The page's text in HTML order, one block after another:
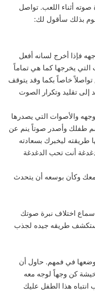
أثناء اللعب. تواصل
بذلك سأقول لك:
فإذا أخرج لسانه أفعل
التي يخرجها كما هي تماماً
تواصلاً خاصاً بكما وقد يتوقف
تقليد وتكرار الصوت
والأصوات التي يصدرها
طفلك وأصدر صوتاً ينم عن
طريقته ليخبرك بسعادته
أنت تحب الدغدغة
معك وكأن بوسعه أن يتحدث
اختلاف نبرة صوتك
طريقه جيده لجذب
في فمهم. حاول أن
كن وجهاً لوجه معه
هذا الطفل عليك